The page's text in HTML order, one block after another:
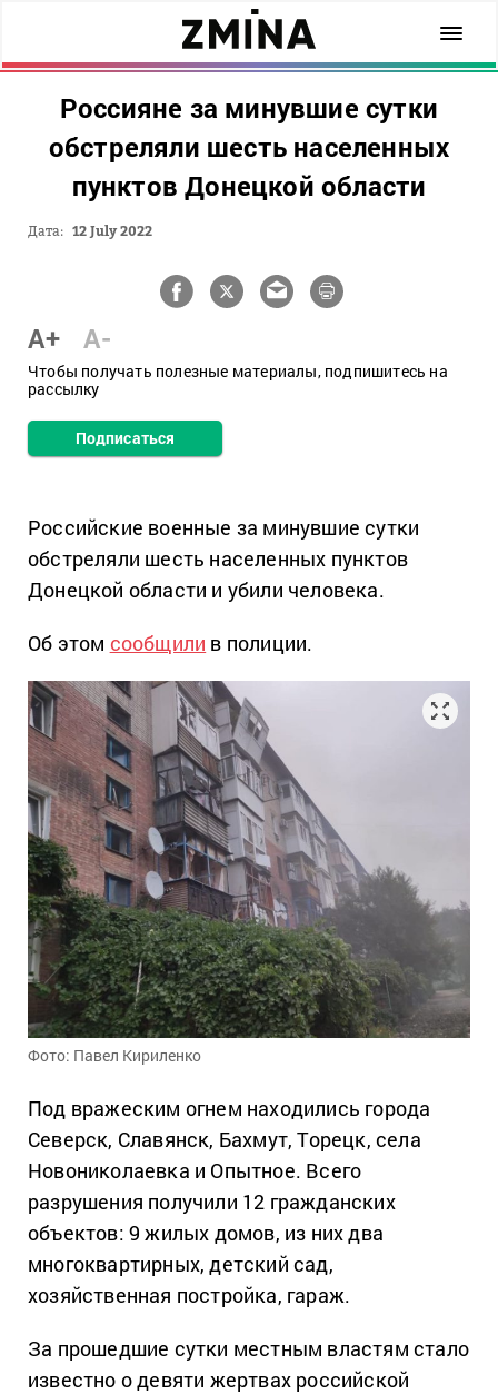
Россияне за минувшие сутки
обстреляли шесть населенных
пунктов Донецкой области
Дата: 12 July 2022
A+ A-
Чтобы получать полезные материалы, подпишитесь на
рассылку
Подписаться
Российские военные за минувшие сутки
обстреляли шесть населенных пунктов
Донецкой области и убили человека.
Об этом сообщили в полиции.
Фото: Павел Кириленко
Под вражеским огнем находились города
Северск, Славянск, Бахмут, Торецк, села
Новониколаевка и Опытное. Всего
разрушения получили 12 гражданских
объектов: 9 жилых домов, из них два
многоквартирных, детский сад,
хозяйственная постройка, гараж.
За прошедшие сутки местным властям стало
известно о девяти жертвах российской